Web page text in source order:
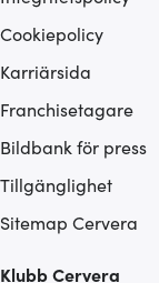
Cookiepolicy
Karriärsida
Franchisetagare
Bildbank för press
Tillgänglighet
Sitemap Cervera
Klubb Cervera